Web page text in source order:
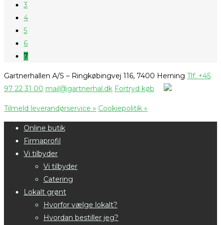
3
4
5
6
7
Gartnerhallen A/S – Ringkøbingvej 116, 7400 Herning Tlf. +45
97 22 31 00 mail@gartnerhal.dk Fortryd køb
Tilmeld leverandørservice » Cookiepolitik »
Online butik
Firmaprofil
Vi tilbyder
Vi tilbyder
Catering
Lokalt grønt
Hvorfor vælge lokalt?
Hvordan bestiller jeg?